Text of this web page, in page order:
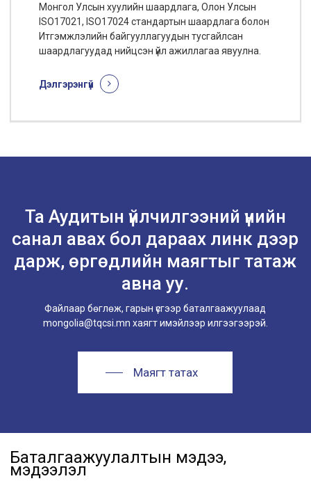
Монгол Улсын хуулийн шаардлага, Олон Улсын
ISO17021, ISO17024 стандартын шаардлага болон
Итгэмжлэлийн байгууллагуудын тусгайлсан
шаардлагуудад нийцсэн үйл ажиллагаа явуулна.
Дэлгэрэнгүй
Та Аудитын үйлчилгээний үнийн
санал авах бол дараах линк дээр
дарж, өргөдлийн маягтыг татаж
авна уу.
Файлаар бөглөж, гарын үсгээр баталгаажуулаад
mongolia@tqcsi.mn хаягт имэйлээр илгээгээрэй.
Маягт татах
Баталгаажуулалтын мэдээ,
мэдээлэл